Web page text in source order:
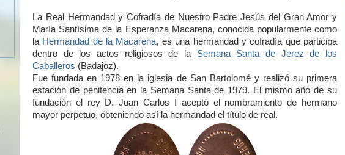
La Real Hermandad y Cofradía de Nuestro Padre Jesús del Gran Amor y
María Santísima de la Esperanza Macarena, conocida popularmente como
la Hermandad de la Macarena, es una hermandad y cofradía que participa
dentro de los actos religiosos de la Semana Santa de Jerez de los
Caballeros (Badajoz).
Fue fundada en 1978 en la iglesia de San Bartolomé y realizó su primera
estación de penitencia en la Semana Santa de 1979. El mismo año de su
fundación el rey D. Juan Carlos I aceptó el nombramiento de hermano
mayor perpetuo, obteniendo así la hermandad el título de real.